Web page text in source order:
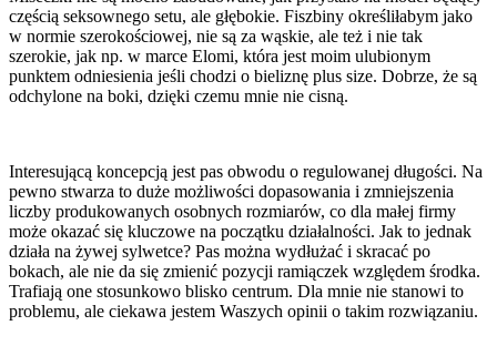
częścią seksownego setu, ale głębokie. Fiszbiny określiłabym jako
w normie szerokościowej, nie są za wąskie, ale też i nie tak
szerokie, jak np. w marce Elomi, która jest moim ulubionym
punktem odniesienia jeśli chodzi o bieliznę plus size. Dobrze, że są
odchylone na boki, dzięki czemu mnie nie cisną.
Interesującą koncepcją jest pas obwodu o regulowanej długości. Na
pewno stwarza to duże możliwości dopasowania i zmniejszenia
liczby produkowanych osobnych rozmiarów, co dla małej firmy
może okazać się kluczowe na początku działalności. Jak to jednak
działa na żywej sylwetce? Pas można wydłużać i skracać po
bokach, ale nie da się zmienić pozycji ramiączek względem środka.
Trafiają one stosunkowo blisko centrum. Dla mnie nie stanowi to
problemu, ale ciekawa jestem Waszych opinii o takim rozwiązaniu.